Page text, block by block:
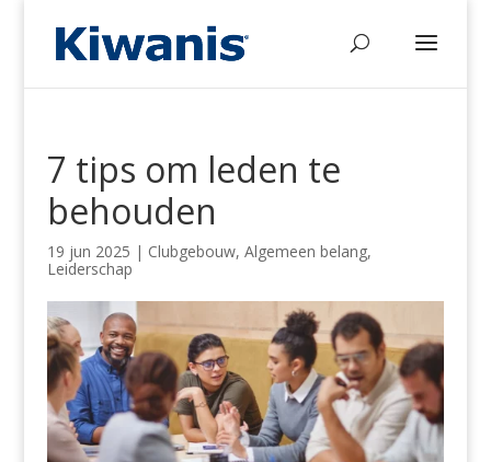
7 tips om leden te
behouden
19 jun 2025 | Clubgebouw, Algemeen belang,
Leiderschap